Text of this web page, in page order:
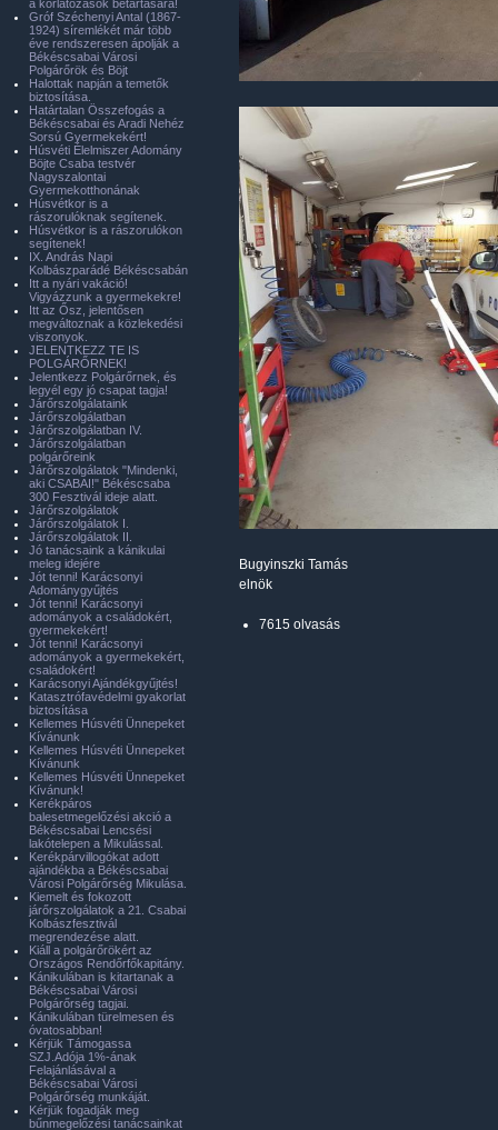
Bugyinszki Tamás
elnök
7615 olvasás
a korlátozások betartására!
Gróf Széchenyi Antal (1867-
1924) síremlékét már több
éve rendszeresen ápolják a
Békéscsabai Városi
Polgárőrök és Böjt
Halottak napján a temetők
biztosítása.
Határtalan Összefogás a
Békéscsabai és Aradi Nehéz
Sorsú Gyermekekért!
Húsvéti Élelmiszer Adomány
Böjte Csaba testvér
Nagyszalontai
Gyermekotthonának
Húsvétkor is a
rászorulóknak segítenek.
Húsvétkor is a rászorulókon
segítenek!
IX. András Napi
Kolbászparádé Békéscsabán
Itt a nyári vakáció!
Vigyázzunk a gyermekekre!
Itt az Ősz, jelentősen
megváltoznak a közlekedési
viszonyok.
JELENTKEZZ TE IS
POLGÁRŐRNEK!
Jelentkezz Polgárőrnek, és
legyél egy jó csapat tagja!
Járőrszolgálataink
Járőrszolgálatban
Járőrszolgálatban IV.
Járőrszolgálatban
polgárőreink
Járőrszolgálatok "Mindenki,
aki CSABAI!" Békéscsaba
300 Fesztivál ideje alatt.
Járőrszolgálatok
Járőrszolgálatok I.
Járőrszolgálatok II.
Jó tanácsaink a kánikulai
meleg idejére
Jót tenni! Karácsonyi
Adománygyűjtés
Jót tenni! Karácsonyi
adományok a családokért,
gyermekekért!
Jót tenni! Karácsonyi
adományok a gyermekekért,
családokért!
Karácsonyi Ajándékgyűjtés!
Katasztrófavédelmi gyakorlat
biztosítása
Kellemes Húsvéti Ünnepeket
Kívánunk
Kellemes Húsvéti Ünnepeket
Kívánunk
Kellemes Húsvéti Ünnepeket
Kívánunk!
Kerékpáros
balesetmegelőzési akció a
Békéscsabai Lencsési
lakótelepen a Mikulással.
Kerékpárvillogókat adott
ajándékba a Békéscsabai
Városi Polgárőrség Mikulása.
Kiemelt és fokozott
járőrszolgálatok a 21. Csabai
Kolbászfesztivál
megrendezése alatt.
Kiáll a polgárőrökért az
Országos Rendőrfőkapitány.
Kánikulában is kitartanak a
Békéscsabai Városi
Polgárőrség tagjai.
Kánikulában türelmesen és
óvatosabban!
Kérjük Támogassa
SZJ.Adója 1%-ának
Felajánlásával a
Békéscsabai Városi
Polgárőrség munkáját.
Kérjük fogadják meg
bűnmegelőzési tanácsainkat